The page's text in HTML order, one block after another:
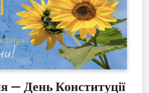
— День Конституції